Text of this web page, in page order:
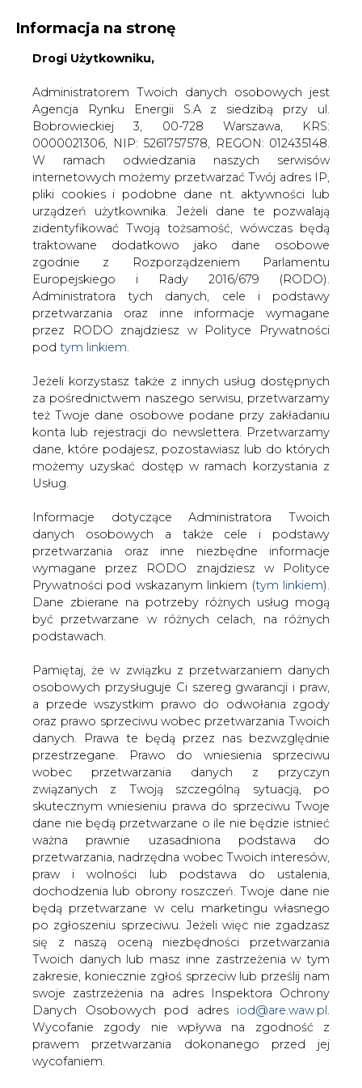
KONTAKT:
WYDAWCA PORTALU:
WYSOKI KONTRAST WIELKOŚĆ TEKSTU A A
ZALOGUJ SIĘ
WŁĄCZ CIRE.TV
Informacja na stronę
Drogi Użytkowniku,
Administratorem Twoich danych osobowych jest
Agencja Rynku Energii S.A z siedzibą przy ul.
Bobrowieckiej 3, 00-728 Warszawa, KRS:
0000021306, NIP: 5261757578, REGON: 012435148.
W ramach odwiedzania naszych serwisów
internetowych możemy przetwarzać Twój adres IP,
pliki cookies i podobne dane nt. aktywności lub
urządzeń użytkownika. Jeżeli dane te pozwalają
zidentyfikować Twoją tożsamość, wówczas będą
traktowane dodatkowo jako dane osobowe
zgodnie z Rozporządzeniem Parlamentu
Europejskiego i Rady 2016/679 (RODO).
Administratora tych danych, cele i podstawy
przetwarzania oraz inne informacje wymagane
przez RODO znajdziesz w Polityce Prywatności
pod tym linkiem.
Jeżeli korzystasz także z innych usług dostępnych
za pośrednictwem naszego serwisu, przetwarzamy
też Twoje dane osobowe podane przy zakładaniu
konta lub rejestracji do newslettera. Przetwarzamy
dane, które podajesz, pozostawiasz lub do których
możemy uzyskać dostęp w ramach korzystania z
Usług.
Informacje dotyczące Administratora Twoich
danych osobowych a także cele i podstawy
przetwarzania oraz inne niezbędne informacje
wymagane przez RODO znajdziesz w Polityce
Prywatności pod wskazanym linkiem (tym linkiem).
Dane zbierane na potrzeby różnych usług mogą
być przetwarzane w różnych celach, na różnych
podstawach.
Pamiętaj, że w związku z przetwarzaniem danych
osobowych przysługuje Ci szereg gwarancji i praw,
a przede wszystkim prawo do odwołania zgody
oraz prawo sprzeciwu wobec przetwarzania Twoich
danych. Prawa te będą przez nas bezwzględnie
przestrzegane. Prawo do wniesienia sprzeciwu
wobec przetwarzania danych z przyczyn
związanych z Twoją szczególną sytuacją, po
skutecznym wniesieniu prawa do sprzeciwu Twoje
dane nie będą przetwarzane o ile nie będzie istnieć
ważna prawnie uzasadniona podstawa do
przetwarzania, nadrzędna wobec Twoich interesów,
praw i wolności lub podstawa do ustalenia,
dochodzenia lub obrony roszczeń. Twoje dane nie
będą przetwarzane w celu marketingu własnego
po zgłoszeniu sprzeciwu. Jeżeli więc nie zgadzasz
się z naszą oceną niezbędności przetwarzania
Twoich danych lub masz inne zastrzeżenia w tym
zakresie, koniecznie zgłoś sprzeciw lub prześlij nam
swoje zastrzeżenia na adres Inspektora Ochrony
Danych Osobowych pod adres iod@are.waw.pl
Wycofanie zgody nie wpływa na zgodność z
prawem przetwarzania dokonanego przed jej
wycofaniem.
Strona główna
ZIELONA GOSPODARKA
Fotowoltaika podstawowym źródłem energii w
krajach Pasa Słonecznego do roku 2030
drukuj
skomentuj
udostępnij
Fotowoltaika podstawowym
W krajach Pasa Słonecznego
(położonych na obszarze do 35° stopnia
szerokości geograficznej po obu
stronach równika) mieszka dzisiaj 75%
ludności świata. Jej zapotrzebowanie na
energię stanowi 40% zapotrzebowania
globalnego. Co więcej, w ciągu
najbliższych 20 lat to rozwijające się
kraje tego regionu odpowiadać będą za
80% wzrostu zapotrzebowania na
energię elektryczną na świecie. Kraje
Pasa Słonecznego charakteryzują się
intensywnym nasłonecznieniem, a
zarazem wysokimi cenami energii
elektrycznej. W związku z powyższym,
PV ma wielkie szanse na to, by stać się
konkurencyjnym źródłem energii na tym